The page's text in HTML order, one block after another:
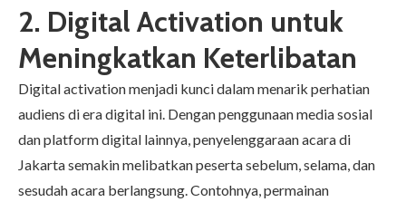
2. Digital Activation untuk
Meningkatkan Keterlibatan
Digital activation menjadi kunci dalam menarik perhatian
audiens di era digital ini. Dengan penggunaan media sosial
dan platform digital lainnya, penyelenggaraan acara di
Jakarta semakin melibatkan peserta sebelum, selama, dan
sesudah acara berlangsung. Contohnya, permainan